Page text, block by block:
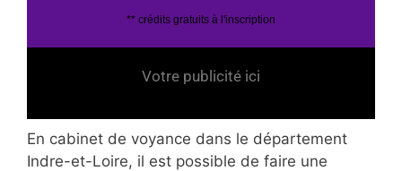
** crédits gratuits à l'inscription
Votre publicité ici
En cabinet de voyance dans le département
Indre-et-Loire, il est possible de faire une